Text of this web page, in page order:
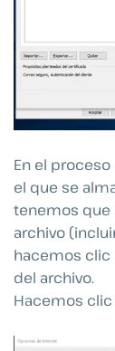
En el
el que se
tenemos que
archivo
hacemos clic
del archivo.
Hacemos clic